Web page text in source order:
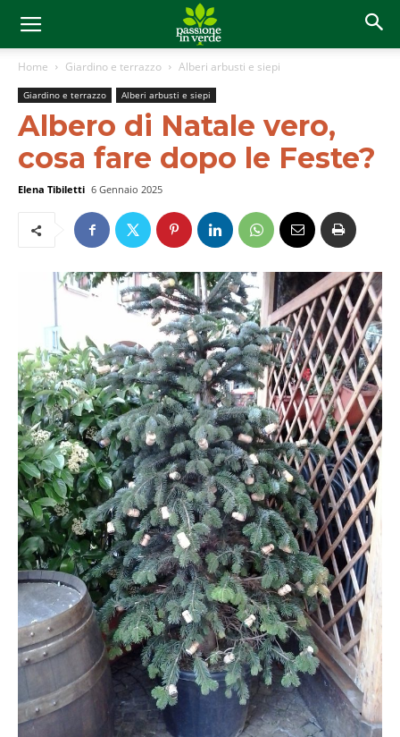
Home Giardino e terrazzo Alberi arbusti e siepi
Giardino e terrazzo Alberi arbusti e siepi
Albero di Natale vero,
cosa fare dopo le Feste?
Elena Tibiletti 6 Gennaio 2025